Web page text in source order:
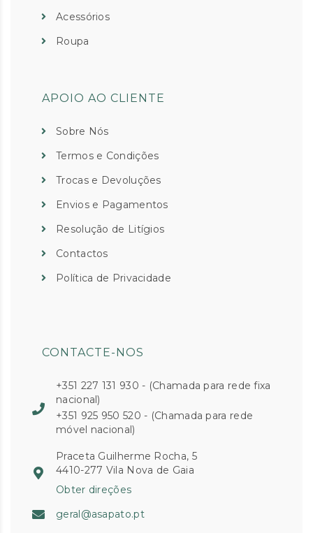
Acessórios
Roupa
APOIO AO CLIENTE
Sobre Nós
Termos e Condições
Trocas e Devoluções
Envios e Pagamentos
Resolução de Litígios
Contactos
Política de Privacidade
CONTACTE-NOS
+351 227 131 930 - (Chamada para rede fixa
nacional)
+351 925 950 520 - (Chamada para rede
móvel nacional)
Praceta Guilherme Rocha, 5
4410-277 Vila Nova de Gaia
Obter direções
geral@asapato.pt